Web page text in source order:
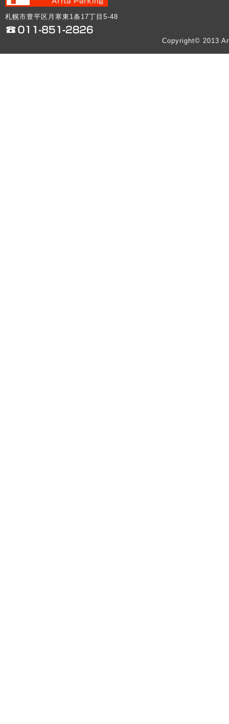
札幌市豊平区月寒東1条17丁目5-48
Copyright© 2013